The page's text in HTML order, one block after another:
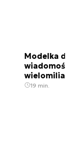
Modelka
19 min.